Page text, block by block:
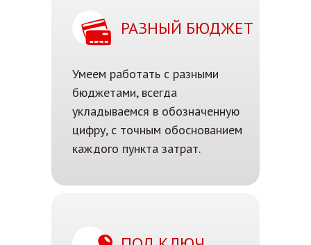
РАЗНЫЙ БЮДЖЕТ
Умеем работать с разными
бюджетами, всегда
укладываемся в обозначенную
цифру, с точным обоснованием
каждого пункта затрат.